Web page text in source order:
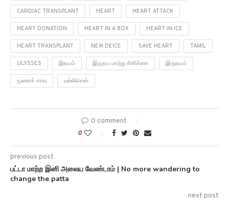
CARDIAC TRANSPLANT HEART HEART ATTACK
HEART DONATION HEART IN A BOX HEART IN ICE
HEART TRANSPLANT NEW DEICE SAVE HEART TAMIL
ULYSSES இதயம் இருதய மாற்று சிகிச்சை இருதயம்
மூளைச் சாவு யுல்லிசெஸ்
0 comment
0
previous post
பட்டா மாற்ற இனி அலைய வேண்டாம் | No more wandering to
change the patta
next post